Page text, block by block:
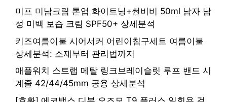
미프 미남크림 톤업 화이트닝+썬비비 50ml 남자 남
성 미백 보습 크림 SPF50+ 상세분석
키즈여름이불 시어서커 어린이침구세트 여름이불
상세분석: 소재부터 관리법까지
애플워치 스트랩 메탈 링크브레이슬릿 루프 밴드 시
계줄 42/44/45mm 공용 상세분석